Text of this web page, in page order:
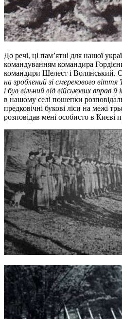
До речі, ці пам’ятні для нашої
командуванням командира
командири Шелест і Волянський.
на зроблений зі смерекового
і був вільний від військових вправ
в нашому селі пошепки
предковічні букові ліси на межі
розповідав мені особисто в